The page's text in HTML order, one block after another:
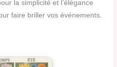
la simplicité et l’élégance
faire briller vos événements.